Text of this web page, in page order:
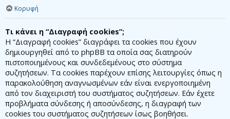
Κορυφή
Τι κάνει η “Διαγραφή cookies”;
Η “Διαγραφή cookies” διαγράφει τα cookies που έχουν
δημιουργηθεί από το phpBB τα οποία σας διατηρούν
πιστοποιημένους και συνδεδεμένους στο σύστημα
συζητήσεων. Τα cookies παρέχουν επίσης λειτουργίες όπως η
παρακολούθηση αναγνωσμένων εάν είναι ενεργοποιημένη
από τον διαχειριστή του συστήματος συζητήσεων. Εάν έχετε
προβλήματα σύνδεσης ή αποσύνδεσης, η διαγραφή των
cookies του συστήματος συζητήσεων ίσως βοηθήσει.